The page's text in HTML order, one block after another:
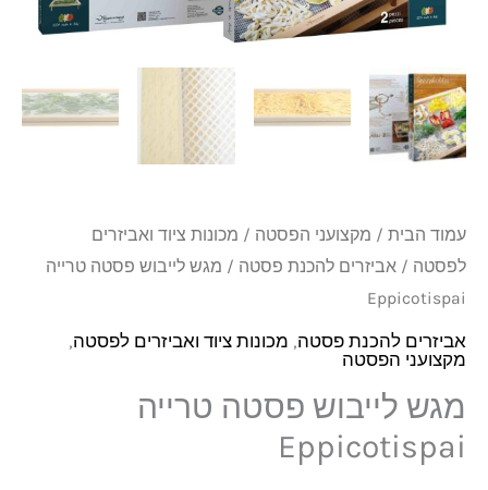
עמוד הבית / מקצועני הפסטה / מכונות ציוד ואביזרים
לפסטה / אביזרים להכנת פסטה / מגש לייבוש פסטה טרייה
Eppicotispai
אביזרים להכנת פסטה, מכונות ציוד ואביזרים לפסטה,
מקצועני הפסטה
מגש לייבוש פסטה טרייה
Eppicotispai
טרייה